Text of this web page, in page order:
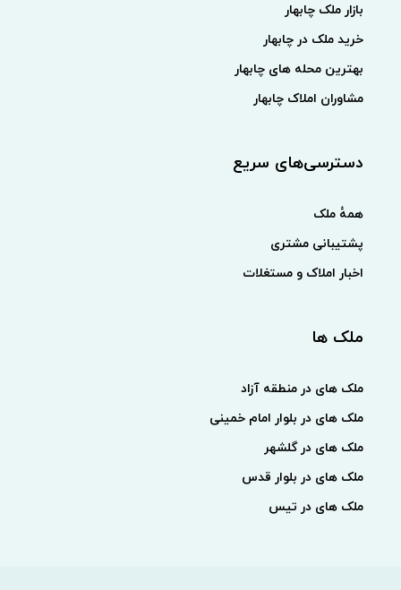
بازار ملک چابهار
خرید ملک در چابهار
بهترین محله های چابهار
مشاوران املاک چابهار
دسترسی‌های سریع
همهٔ ملک
پشتیبانی مشتری
اخبار املاک و مستغلات
ملک ها
ملک های در منطقه آزاد
ملک های در بلوار امام خمینی
ملک های در گلشهر
ملک های در بلوار قدس
ملک های در تیس